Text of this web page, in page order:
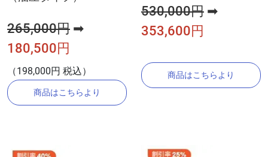
265,000円 ➡
180,500円
（198,000円 税込）
商品はこちらより
530,000円 ➡
353,600円
商品はこちらより